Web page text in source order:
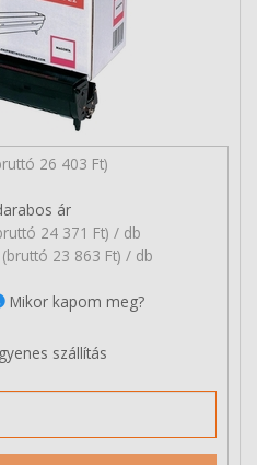
26 403 Ft)
ár
24 371 Ft) / db
(bruttó 23 863 Ft) / db
Mikor kapom meg?
szállítás